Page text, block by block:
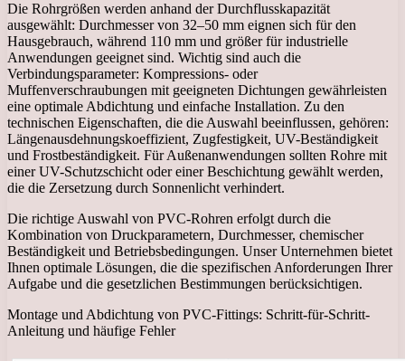
Die Rohrgrößen werden anhand der Durchflusskapazität
ausgewählt: Durchmesser von 32–50 mm eignen sich für den
Hausgebrauch, während 110 mm und größer für industrielle
Anwendungen geeignet sind. Wichtig sind auch die
Verbindungsparameter: Kompressions- oder
Muffenverschraubungen mit geeigneten Dichtungen gewährleisten
eine optimale Abdichtung und einfache Installation. Zu den
technischen Eigenschaften, die die Auswahl beeinflussen, gehören:
Längenausdehnungskoeffizient, Zugfestigkeit, UV-Beständigkeit
und Frostbeständigkeit. Für Außenanwendungen sollten Rohre mit
einer UV-Schutzschicht oder einer Beschichtung gewählt werden,
die die Zersetzung durch Sonnenlicht verhindert.
Die richtige Auswahl von PVC-Rohren erfolgt durch die
Kombination von Druckparametern, Durchmesser, chemischer
Beständigkeit und Betriebsbedingungen. Unser Unternehmen bietet
Ihnen optimale Lösungen, die die spezifischen Anforderungen Ihrer
Aufgabe und die gesetzlichen Bestimmungen berücksichtigen.
Montage und Abdichtung von PVC-Fittings: Schritt-für-Schritt-
Anleitung und häufige Fehler